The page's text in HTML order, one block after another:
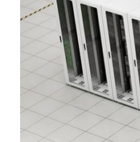
這些資料中
已經成為
次演講中表
「 CPU 用
什麼是 DPU